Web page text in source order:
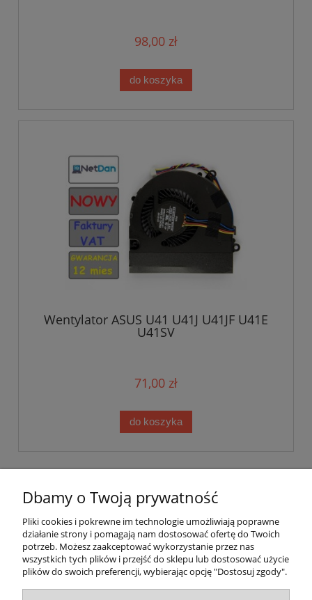
98,00 zł
do koszyka
Wentylator ASUS U41 U41J U41JF U41E
U41SV
71,00 zł
do koszyka
Informacje o sklepie
Grzegorz Daniel NetDan
Dbamy o Twoją prywatność
Pliki cookies i pokrewne im technologie umożliwiają poprawne
działanie strony i pomagają nam dostosować ofertę do Twoich
potrzeb. Możesz zaakceptować wykorzystanie przez nas
wszystkich tych plików i przejść do sklepu lub dostosować użycie
plików do swoich preferencji, wybierając opcję "Dostosuj zgody".